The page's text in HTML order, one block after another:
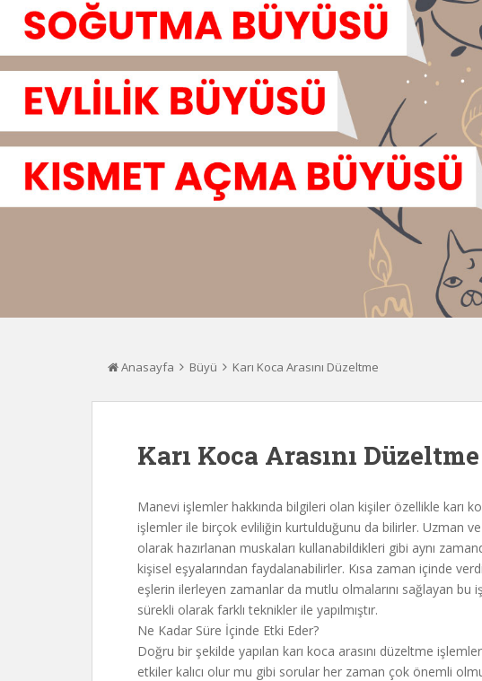
Anasayfa Büyü Karı Koca Arasını Düzeltme
Karı Koca Arasını Düzeltme
Manevi işlemler hakkında bilgileri olan kişiler özellikle karı
işlemler ile birçok evliliğin kurtulduğunu da bilirler. Uzman
olarak hazırlanan muskaları kullanabildikleri gibi aynı
kişisel eşyalarından faydalanabilirler. Kısa zaman içinde
eşlerin ilerleyen zamanlar da mutlu olmalarını sağlayan
sürekli olarak farklı teknikler ile yapılmıştır.
Ne Kadar Süre İçinde Etki Eder?
Doğru bir şekilde yapılan karı koca arasını düzeltme
etkiler kalıcı olur mu gibi sorular her zaman çok önemli